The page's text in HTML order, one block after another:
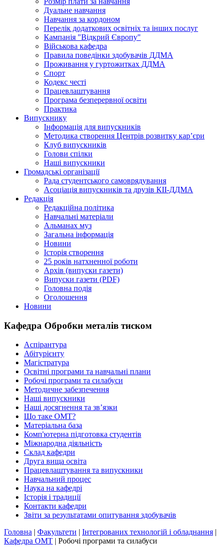
Дуальне навчання
Навчання за кордоном
Перелік додаткових освітніх та інших послуг
Кампанія "Відкрий Європу"
Військова кафедра
Правила поведінки здобувачів ДДМА
Проживання у гуртожитках ДДМА
Спорт
Кодекс честі
Працевлаштування
Програма безперервної освіти
Практика
Випускнику
Інформація для випускників
Методика створення Центрів розвитку кар’єри
Клуб випускників
Голови спілки
Наші випускники
Громадські організації
Рада студентського самоврядування
Асоціація випускників та друзів КІІ-ДДМА
Редакція
Редакційна політика
Навчальні матеріали
Альманах муз
Загальна інформація
Новини
Історія створення
25 років натхненної роботи
Архів (випуски газети)
Випуски газети (PDF)
Головна подія
Оголошення
Новини
Кафедра Обробки металів тиском
Аспірантура
Абітурієнту
Магістратура
Освітні програми та навчальні плани
Робочі програми та силабуси
Методичне забезпечення
Наші випускники
Наші досягнення та зв’язки
Що таке ОМТ?
Матеріальна база
Комп'ютерна підготовка студентів
Міжнародна діяльність
Склад кафедри
Друга вища освіта
Працевлаштування та випускники
Навчальний процес
Наука на кафедрі
Історія і традиції
Контакти кафедри
Звіти за результатами опитування здобувачів
Головна | Факультети | Інтегрованих технологій і обладнання |
Кафедра ОМТ | Робочі програми та силабуси